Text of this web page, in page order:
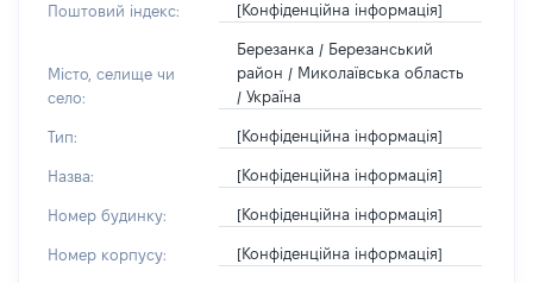
Поштовий індекс: [Конфіденційна інформація]
Місто, селище чи
село:
Березанка / Березанський
район / Миколаївська область
/ Україна
Тип: [Конфіденційна інформація]
Назва: [Конфіденційна інформація]
Номер будинку: [Конфіденційна інформація]
Номер корпусу: [Конфіденційна інформація]